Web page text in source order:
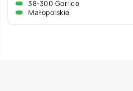
38-300 Gorlice
Małopolskie